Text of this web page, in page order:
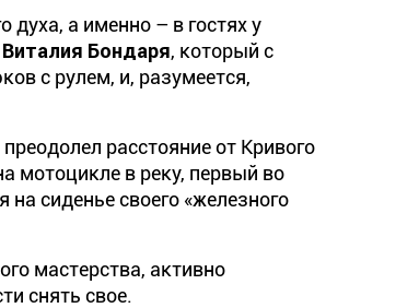
а именно – в гостях у
Виталия Бондаря, который с
с рулем, и, разумеется,
расстояние от Кривого
мотоцикле в реку, первый во
сиденье своего «железного
мастерства, активно
снять свое.